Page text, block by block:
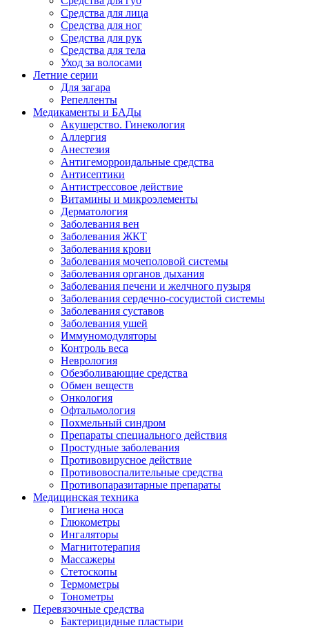
Средства для лица
Средства для ног
Средства для рук
Средства для тела
Уход за волосами
Летние серии
Для загара
Репелленты
Медикаменты и БАДы
Акушерство. Гинекология
Аллергия
Анестезия
Антигеморроидальные средства
Антисептики
Антистрессовое действие
Витамины и микроэлементы
Дерматология
Заболевания вен
Заболевания ЖКТ
Заболевания крови
Заболевания мочеполовой системы
Заболевания органов дыхания
Заболевания печени и желчного пузыря
Заболевания сердечно-сосудистой системы
Заболевания суставов
Заболевания ушей
Иммуномодуляторы
Контроль веса
Неврология
Обезболивающие средства
Обмен веществ
Онкология
Офтальмология
Похмельный синдром
Препараты специального действия
Простудные заболевания
Противовирусное действие
Противовоспалительные средства
Противопаразитарные препараты
Медицинская техника
Гигиена носа
Глюкометры
Ингаляторы
Магнитотерапия
Массажеры
Стетоскопы
Термометры
Тонометры
Перевязочные средства
Бактерицидные пластыри